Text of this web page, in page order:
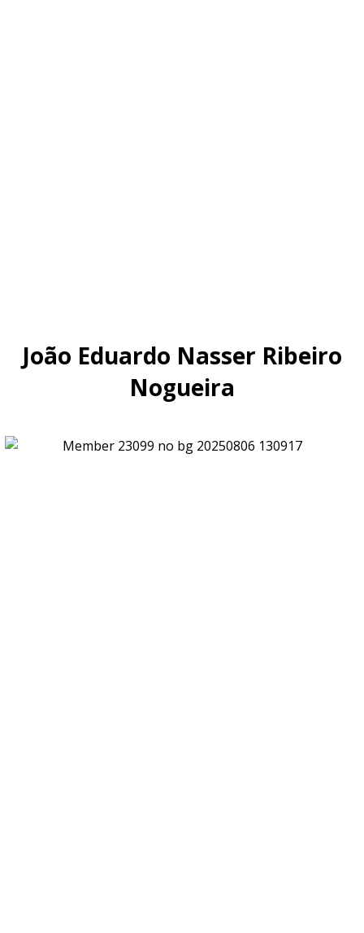
João Eduardo Nasser Ribeiro
Nogueira